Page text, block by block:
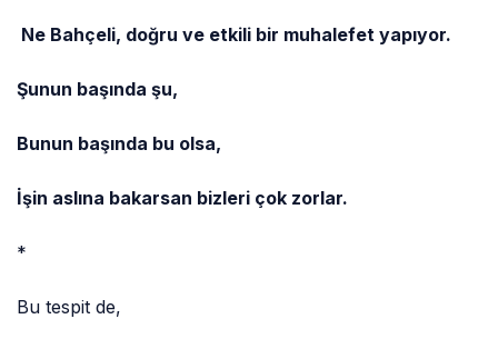
Ne Bahçeli, doğru ve etkili bir muhalefet yapıyor.
Şunun başında şu,
Bunun başında bu olsa,
İşin aslına bakarsan bizleri çok zorlar.
*
Bu tespit de,